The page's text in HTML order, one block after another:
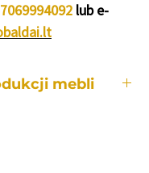
lub e-
mebli